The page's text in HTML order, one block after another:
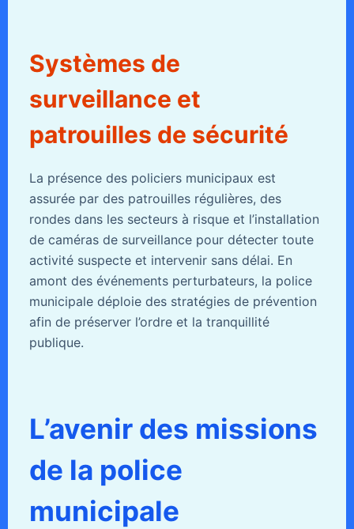
Systèmes de
surveillance et
patrouilles de sécurité
La présence des policiers municipaux est
assurée par des patrouilles régulières, des
rondes dans les secteurs à risque et l’installation
de caméras de surveillance pour détecter toute
activité suspecte et intervenir sans délai. En
amont des événements perturbateurs, la police
municipale déploie des stratégies de prévention
afin de préserver l’ordre et la tranquillité
publique.
L’avenir des missions
de la police
municipale